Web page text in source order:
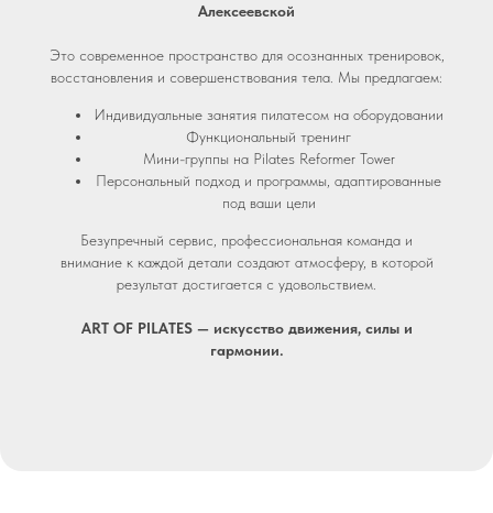
Алексеевской
Это современное пространство для осознанных тренировок,
восстановления и совершенствования тела. Мы предлагаем:
Индивидуальные занятия пилатесом на оборудовании
Функциональный тренинг
Мини-группы на Pilates Reformer Tower
Персональный подход и программы, адаптированные
под ваши цели
Безупречный сервис, профессиональная команда и
внимание к каждой детали создают атмосферу, в которой
результат достигается с удовольствием.
ART OF PILATES — искусство движения, силы и
гармонии.